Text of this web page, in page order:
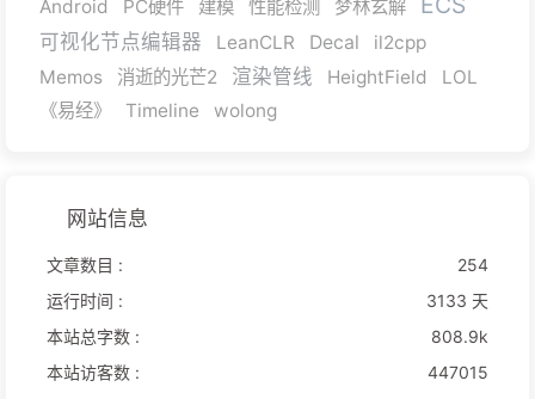
Android
PC硬件 建模 性能检测 梦林玄解
可视化节点编辑器 LeanCLR Decal
il2cpp
Memos
消逝的光芒2 渲染管线 HeightField
LOL
《易经》
Timeline wolong
网站信息
文章数目 :
254
运行时间 :
3133 天
本站总字数 :
808.9k
本站访客数 :
447015